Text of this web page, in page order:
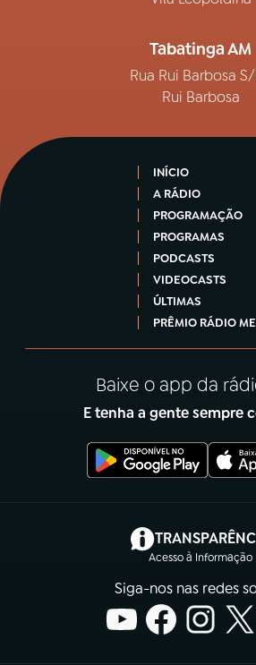
Tabatinga AM
Rua Rui Barbosa S/
Rui Barbosa
INÍCIO
A RÁDIO
PROGRAMAÇÃO
PROGRAMAS
PODCASTS
VIDEOCASTS
ÚLTIMAS
PRÊMIO RÁDIO
Baixe o app da
E tenha a gente sempre
Acesso à Informação
(abre
Siga-nos nas redes